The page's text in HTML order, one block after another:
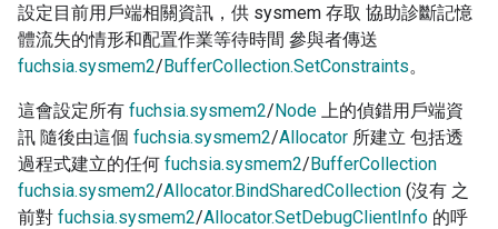
設定目前用戶端相關資訊，供 sysmem 存取 協助診斷記憶
體流失的情形和配置作業等待時間 參與者傳送
fuchsia.sysmem2/BufferCollection.SetConstraints。
這會設定所有 fuchsia.sysmem2/Node 上的偵錯用戶端資
訊 隨後由這個 fuchsia.sysmem2/Allocator 所建立 包括透
過程式建立的任何 fuchsia.sysmem2/BufferCollection
fuchsia.sysmem2/Allocator.BindSharedCollection (沒有 之
前對 fuchsia.sysmem2/Allocator.SetDebugClientInfo 的呼